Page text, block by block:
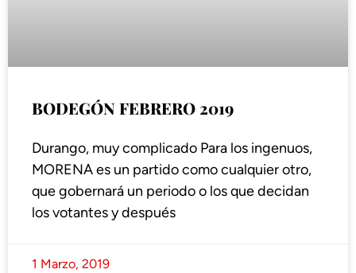
BODEGÓN FEBRERO 2019
Durango, muy complicado Para los ingenuos,
MORENA es un partido como cualquier otro,
que gobernará un periodo o los que decidan
los votantes y después
1 Marzo, 2019